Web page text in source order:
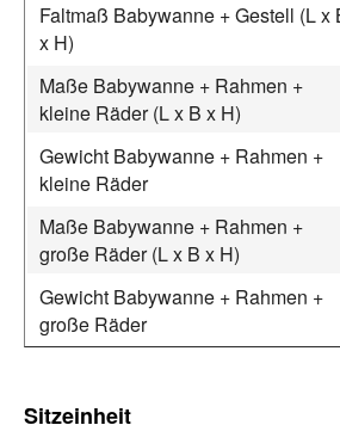
Faltmaß Babywanne + Gestell (L x
x H)
Maße Babywanne + Rahmen +
kleine Räder (L x B x H)
Gewicht Babywanne + Rahmen +
kleine Räder
Maße Babywanne + Rahmen +
große Räder (L x B x H)
Gewicht Babywanne + Rahmen +
große Räder
Sitzeinheit